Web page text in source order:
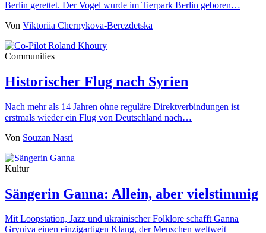
Berlin gerettet. Der Vogel wurde im Tierpark Berlin geboren…
Von Viktoriia Chernykova-Berezdetska
Communities
Historischer Flug nach Syrien
Nach mehr als 14 Jahren ohne reguläre Direktverbindungen ist
erstmals wieder ein Flug von Deutschland nach…
Von Souzan Nasri
Kultur
Sängerin Ganna: Allein, aber vielstimmig
Mit Loopstation, Jazz und ukrainischer Folklore schafft Ganna
Gryniva einen einzigartigen Klang, der Menschen weltweit